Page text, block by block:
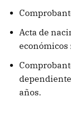
Acta de
económicos
años.